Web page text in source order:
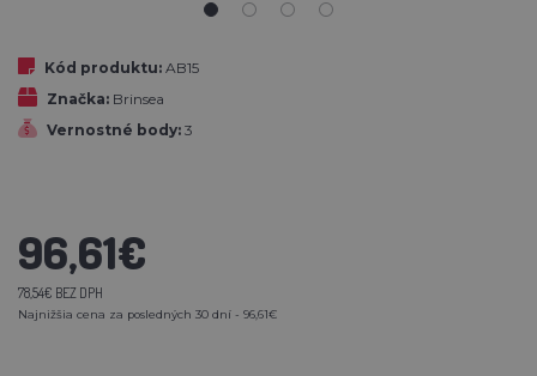
Kód produktu: AB15
Značka: Brinsea
Vernostné body: 3
96,61€
78,54€ BEZ DPH
Najnižšia cena za posledných 30 dní - 96,61€